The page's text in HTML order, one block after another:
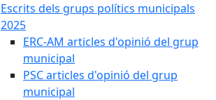
Escrits dels grups polítics municipals
2025
ERC-AM articles d'opinió del grup
municipal
PSC articles d'opinió del grup
municipal